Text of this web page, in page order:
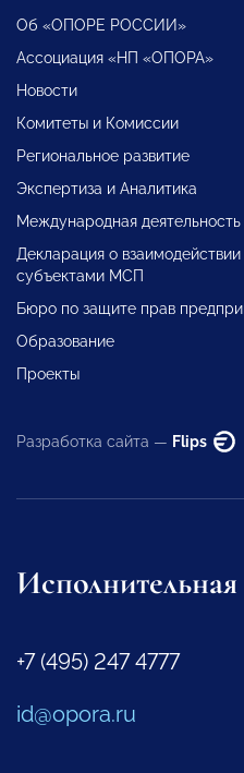
Об «ОПОРЕ РОССИИ»
Ассоциация «НП «ОПОРА»
Новости
Комитеты и Комиссии
Региональное развитие
Экспертиза и Аналитика
Международная деятельность
Декларация о
субъектами МСП
Бюро по защите прав
Образование
Проекты
Разработка сайта — Flips
+7 (495) 247 4777
id@opora.ru